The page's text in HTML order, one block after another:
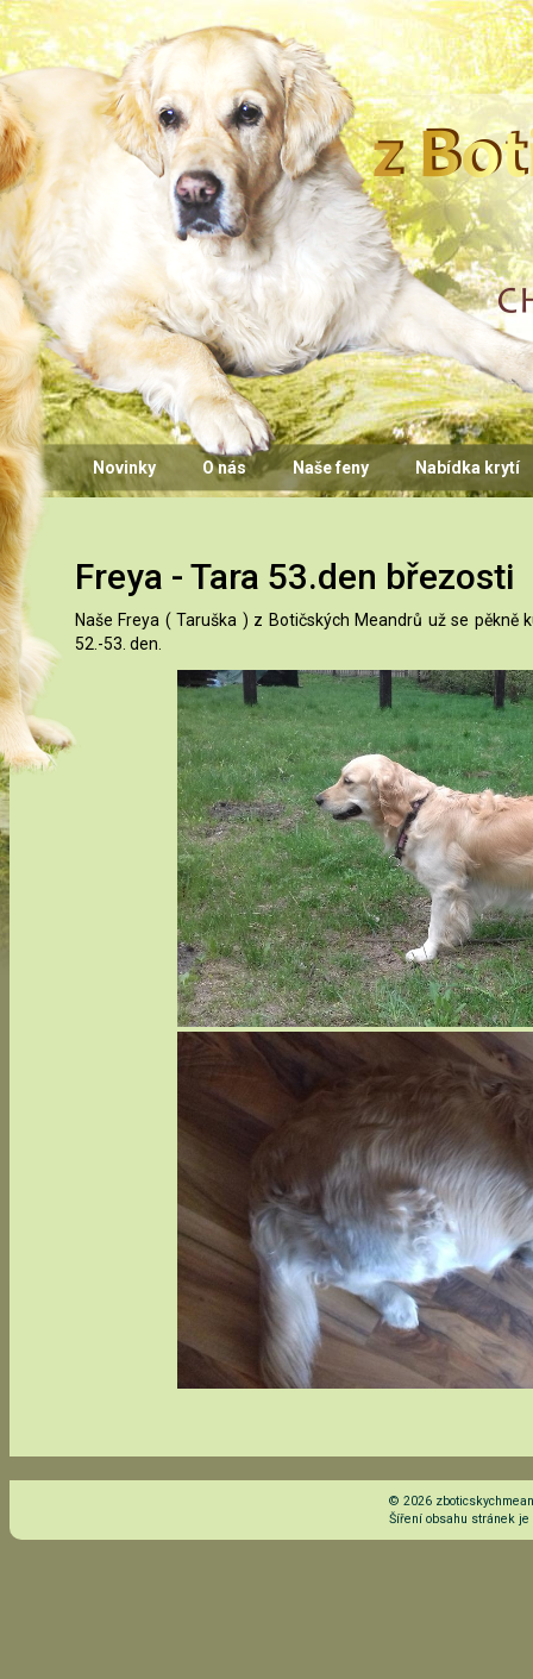
CHS z
Novinky O nás Naše feny Nabídka krytí
Freya - Tara 53.den březosti
Naše Freya ( Taruška ) z Botičských Meandrů už se
52.-53. den.
© 2026
Šíření obsahu stránek